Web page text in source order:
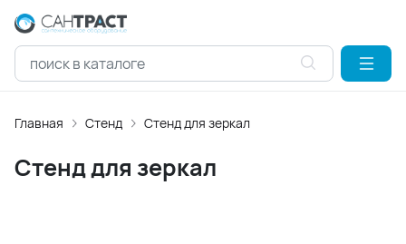
Главная Стенд Стенд для зеркал
Стенд для зеркал